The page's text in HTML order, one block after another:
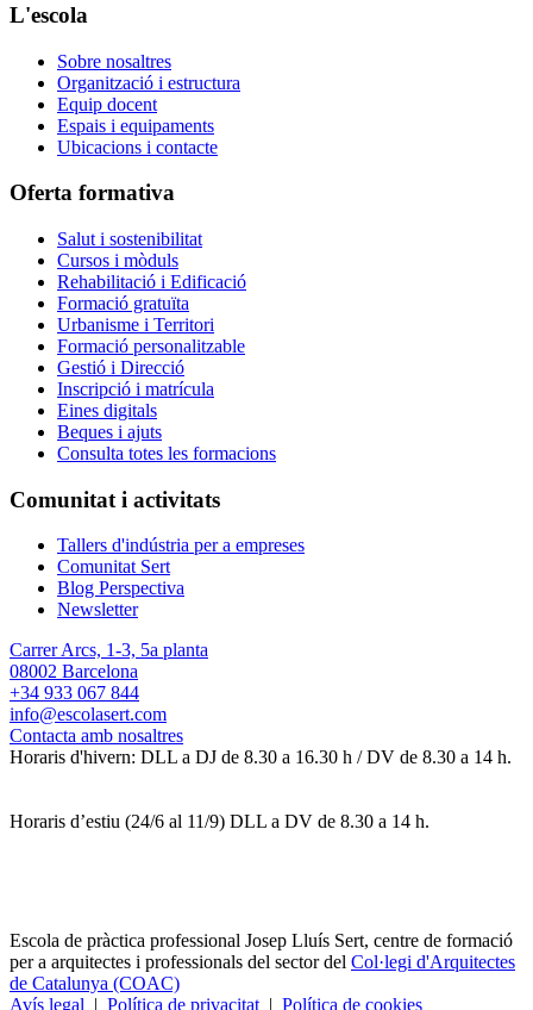
L'escola
Sobre nosaltres
Organització i estructura
Equip docent
Espais i equipaments
Ubicacions i contacte
Oferta formativa
Salut i sostenibilitat
Cursos i mòduls
Rehabilitació i Edificació
Formació gratuïta
Urbanisme i Territori
Formació personalitzable
Gestió i Direcció
Inscripció i matrícula
Eines digitals
Beques i ajuts
Consulta totes les formacions
Comunitat i activitats
Tallers d'indústria per a empreses
Comunitat Sert
Blog Perspectiva
Newsletter
Carrer Arcs, 1-3, 5a planta
08002 Barcelona
+34 933 067 844
info@escolasert.com
Contacta amb nosaltres
Horaris d'hivern: DLL a DJ de 8.30 a 16.30 h / DV de 8.30 a 14 h.
Horaris d’estiu (24/6 al 11/9) DLL a DV de 8.30 a 14 h.
Escola de pràctica professional Josep Lluís Sert, centre de formació
per a arquitectes i professionals del sector del Col·legi d'Arquitectes
de Catalunya (COAC)
Avís legal | Política de privacitat | Política de cookies